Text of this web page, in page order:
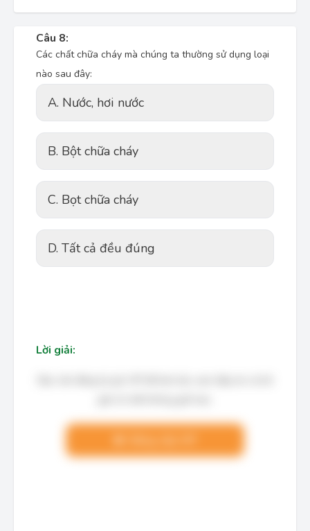
Câu 8:
Các chất chữa cháy mà chúng ta thường sử dụng loại
nào sau đây:
A. Nước, hơi nước
B. Bột chữa cháy
C. Bọt chữa cháy
D. Tất cả đều đúng
Lời giải: